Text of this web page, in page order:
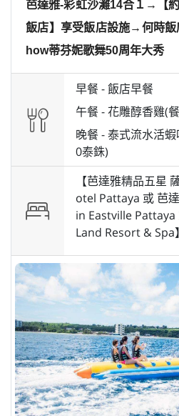
芭達雅-彩虹沙灘14合１→【
飯店】享受飯店設施→何時
how蒂芬妮歌舞50周年大秀
早餐 -飯店早餐
午餐 -花雕醇香雞(
晚餐 -泰式流水活
0泰銖)
【芭達雅精品五星
otel Pattaya 或 芭
in Eastville
Land Resort & Spa